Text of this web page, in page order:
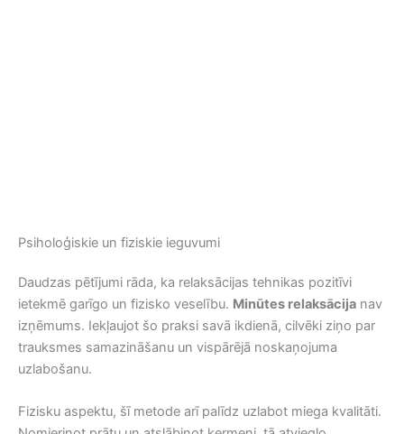
Psiholoģiskie un fiziskie ieguvumi
Daudzas pētījumi rāda, ka relaksācijas tehnikas pozitīvi
ietekmē garīgo un fizisko veselību. Minūtes relaksācija nav
izņēmums. Iekļaujot šo praksi savā ikdienā, cilvēki ziņo par
trauksmes samazināšanu un vispārējā noskaņojuma
uzlabošanu.
Fizisku aspektu, šī metode arī palīdz uzlabot miega kvalitāti.